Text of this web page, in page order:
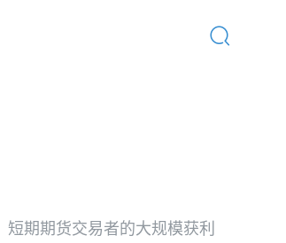
短期期货交易者的大规模获利